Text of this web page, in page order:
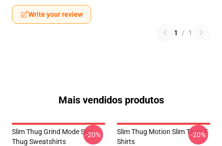
Write your review
1 / 1
Mais vendidos produtos
Slim Thug Grind Mode Slim
Thug Sweatshirts
-20%
Slim Thug Motion Slim Thug T-
Shirts
-20%